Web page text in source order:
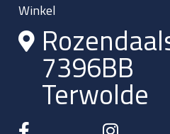
Winkel
7396BB
Terwolde